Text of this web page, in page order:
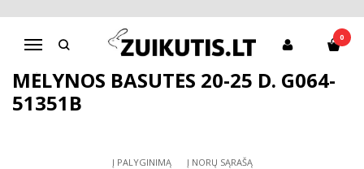
Navigacija
0
Pagrindinis
D.D.Step batai berniukams
Mėlynos basutės 20-25 d. G064-51351B
MĖLYNOS BASUTĖS 20-25 D. G064-
51351B
Į PALYGINIMĄ Į NORŲ SĄRAŠĄ